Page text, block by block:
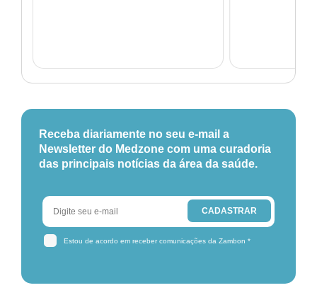
Receba diariamente no seu e-mail a
Newsletter do Medzone com uma curadoria
das principais notícias da área da saúde.
Estou de acordo em receber comunicações da Zambon *